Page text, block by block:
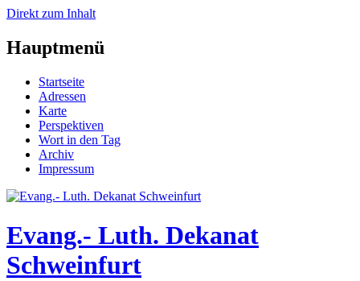
Direkt zum Inhalt
Hauptmenü
Startseite
Adressen
Karte
Perspektiven
Wort in den Tag
Archiv
Impressum
Evang.- Luth. Dekanat
Schweinfurt